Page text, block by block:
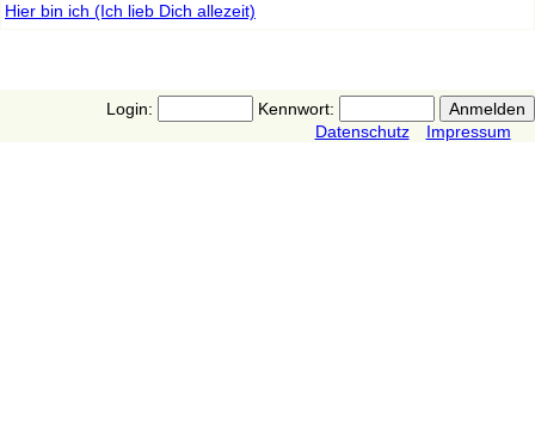
Hier bin ich (Ich lieb Dich allezeit)
Login:
Kennwort:
Datenschutz
Impressum